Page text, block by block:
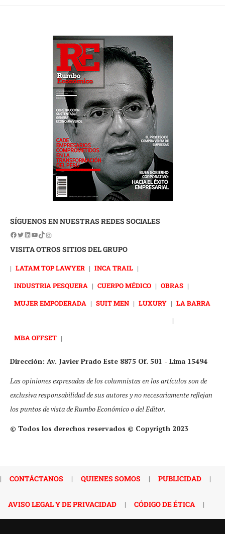
SÍGUENOS EN NUESTRAS REDES SOCIALES
VISITA OTROS SITIOS DEL GRUPO
| LATAM TOP LAWYER | INCA TRAIL |
INDUSTRIA PESQUERA | CUERPO MÉDICO | OBRAS |
MUJER EMPODERADA | SUIT MEN | LUXURY | LA BARRA
|
MBA OFFSET |
Dirección: Av. Javier Prado Este 8875 Of. 501 - Lima 15494
Las opiniones expresadas de los columnistas en los artículos son de
exclusiva responsabilidad de sus autores y no necesariamente reflejan
los puntos de vista de Rumbo Económico o del Editor.
© Todos los derechos reservados © Copyrigth 2023
| CONTÁCTANOS | QUIENES SOMOS | PUBLICIDAD |
AVISO LEGAL Y DE PRIVACIDAD | CÓDIGO DE ÉTICA |